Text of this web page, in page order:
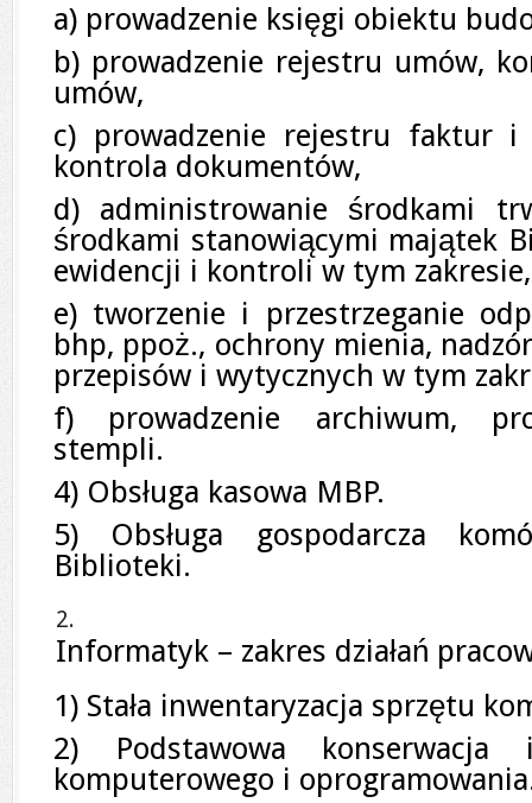
a) prowadzenie księgi obiektu
b) prowadzenie rejestru umów,
umów,
c) prowadzenie rejestru faktur i
kontrola dokumentów,
d) administrowanie środkami
środkami stanowiącymi majątek
ewidencji i kontroli w tym zakresie,
e) tworzenie i przestrzeganie
bhp, ppoż., ochrony mienia,
przepisów i wytycznych w tym
f) prowadzenie archiwum,
stempli.
4) Obsługa kasowa MBP.
5) Obsługa gospodarcza
Biblioteki.
Informatyk – zakres działań
1) Stała inwentaryzacja sprzętu
2) Podstawowa
komputerowego i